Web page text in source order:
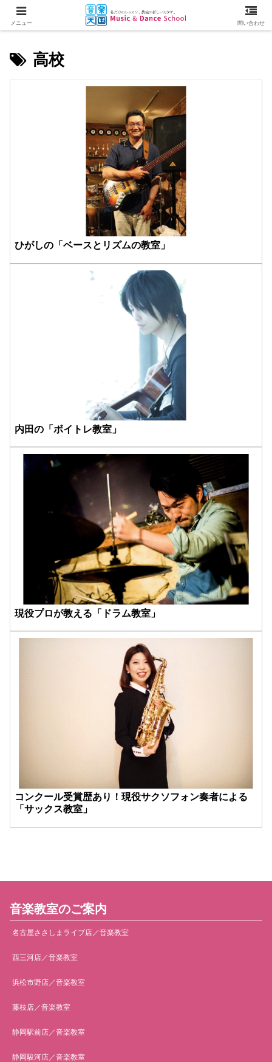
高校
ひがしの「ベースとリズムの教室」
内田の「ボイトレ教室」
現役プロが教える「ドラム教室」
コンクール受賞歴あり！現役サクソフォン奏者による
「サックス教室」
音楽教室のご案内
名古屋ささしまライブ店／音楽教室
西三河店／音楽教室
浜松市野店／音楽教室
藤枝店／音楽教室
静岡駅前店／音楽教室
静岡駿河店／音楽教室
メニュー 問い合わせ